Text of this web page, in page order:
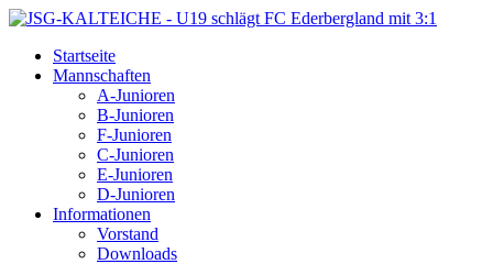
Startseite
Mannschaften
A-Junioren
B-Junioren
F-Junioren
C-Junioren
E-Junioren
D-Junioren
Informationen
Vorstand
Downloads